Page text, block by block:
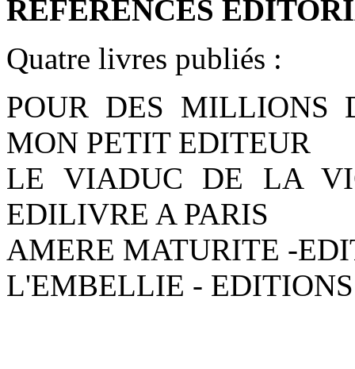
REFERENCES
Quatre livres publiés :
POUR DES MILLIONS
MON PETIT EDITEUR
LE VIADUC DE LA
EDILIVRE A PARIS
AMERE MATURITE -
L'EMBELLIE -